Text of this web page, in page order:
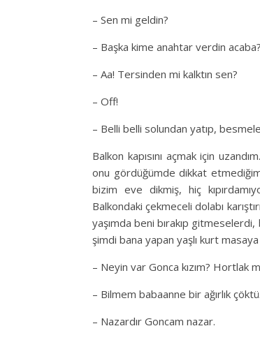
– Sen mi geldin?
– Başka kime anahtar verdin
– Aa! Tersinden mi kalktın sen?
– Off!
– Belli belli solundan yatıp,
Balkon kapısını açmak için
onu gördüğümde dikkat
bizim eve dikmiş, hiç
Balkondaki çekmeceli dolabı
yaşımda beni bırakıp
şimdi bana yapan yaşlı kurt
– Neyin var Gonca kızım? Hortlak
– Bilmem babaanne bir ağırlık çöktü.
– Nazardır Goncam nazar.